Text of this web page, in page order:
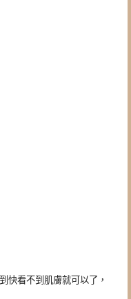
快看不到肌膚就可以了，